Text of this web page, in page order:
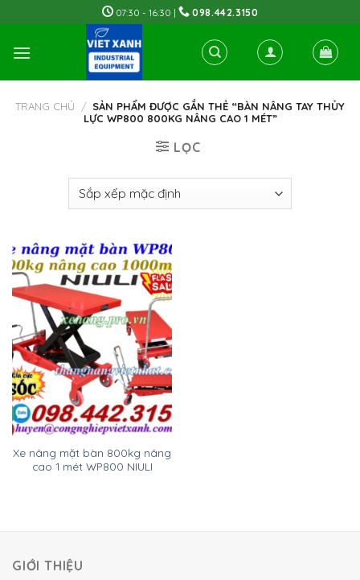
to
content
07:30 - 16:30 | 098.442.3150
TRANG CHỦ / SẢN PHẨM ĐƯỢC GẮN THẺ “BÀN NÂNG TAY THỦY
LỰC WP800 800KG NÂNG CAO 1 MÉT”
LỌC
Xe nâng mặt bàn 800kg nâng
cao 1 mét WP800 NIULI
GIỚI THIỆU